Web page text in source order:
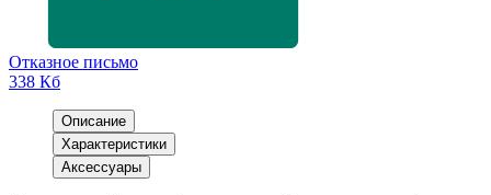
Отказное письмо
338 Кб
Описание
Характеристики
Аксессуары